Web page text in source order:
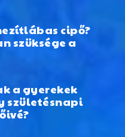
cipő?
szüksége a
a gyerekek
születésnapi